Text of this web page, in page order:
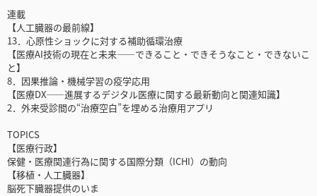
連載
【人工臓器の最前線】
13．心原性ショックに対する補助循環治療
【医療AI技術の現在と未来――できること・できそうなこと・できないこ
と】
8．因果推論・機械学習の疫学応用
【医療DX――進展するデジタル医療に関する最新動向と関連知識】
2．外来受診間の“治療空白”を埋める治療用アプリ
TOPICS
【医療行政】
保健・医療関連行為に関する国際分類（ICHI）の動向
【移植・人工臓器】
脳死下臓器提供のいま